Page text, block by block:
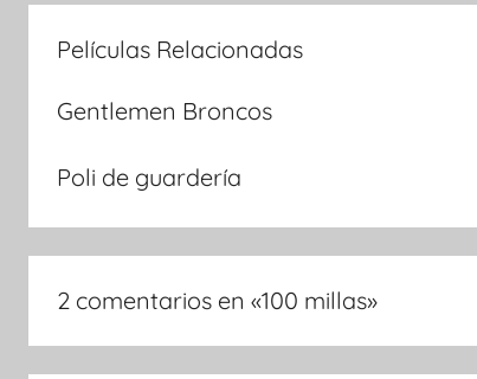
Películas Relacionadas
Gentlemen Broncos
Poli de guardería
2 comentarios en «100 millas»